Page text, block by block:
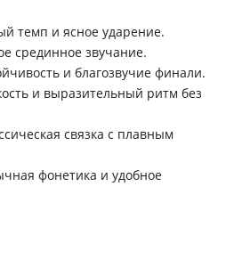
темп и ясное ударение.
срединное звучание.
и благозвучие финали.
и выразительный ритм без
связка с плавным
фонетика и удобное